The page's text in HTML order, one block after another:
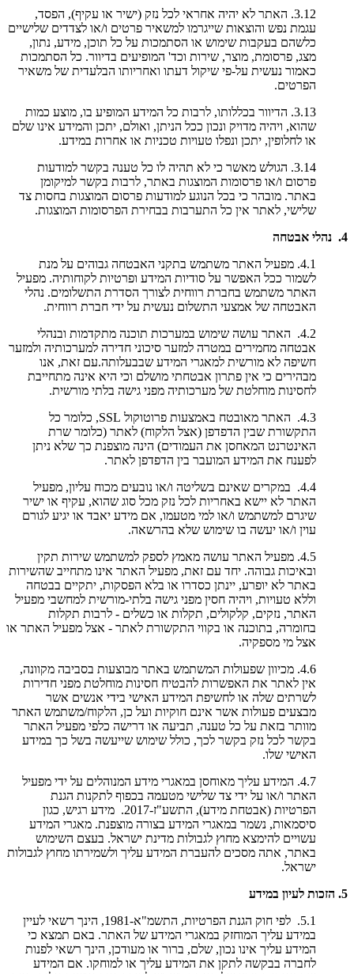
3.12. האתר לא יהיה אחראי לכל נזק (ישיר או עקיף), הפסד,
עגמת נפש והוצאות שייגרמו למשאיר פרטים ו/או לצדדים שלישיים
כלשהם בעקבות שימוש או הסתמכות על כל תוכן, מידע, נתון,
מצג, פרסומת, מוצר, שירות וכד' המופיעים בדיוור. כל הסתמכות
כאמור נעשית על-פי שיקול דעתו ואחריותו הבלעדית של משאיר
הפרטים.
3.13. הדיוור בכללותו, לרבות כל המידע המופיע בו, מוצע כמות
שהוא, ויהיה מדויק ונכון ככל הניתן, ואולם, יתכן והמידע אינו שלם
או לחלופין, יתכן ונפלו טעויות טכניות או אחרות במידע.
3.14. הגולש מאשר כי לא תהיה לו כל טענה בקשר למודעות
פרסום ו/או פרסומות המוצגות באתר, לרבות בקשר למיקומן
באתר. מובהר כי בכל הנוגע למודעות פרסום המוצגות בחסות צד
שלישי, לאתר אין כל התערבות בבחירת הפרסומות המוצגות.
4. נהלי אבטחה
4.1. מפעיל האתר משתמש בתקני האבטחה גבוהים על מנת
לשמור ככל האפשר על סודיות המידע ופרטיות לקוחותיה. מפעיל
האתר משתמש בחברת רווחית לצורך הסדרת התשלומים. נהלי
האבטחה של אמצעי התשלום נעשית על ידי חברת רווחית.
4.2. האתר עושה שימוש במערכות תוכנה מתקדמות ובנהלי
אבטחה מחמירים במטרה למזער סיכוני חדירה למערכותיה ולמזער
חשיפה לא מורשית למאגרי המידע שבבעלותה.עם זאת, אנו
מבהירים כי אין פתרון אבטחתי מושלם וכי היא אינה מתחייבת
לחסינות מוחלטת של מערכותיה מפני גישה בלתי מורשית.
4.3. האתר מאובטח באמצעות פרוטוקול SSL, כלומר כל
התקשורת שבין הדפדפן (אצל הלקוח) לאתר (כלומר שרת
האינטרנט המאחסן את העמודים) הינה מוצפנת כך שלא ניתן
לפענח את המידע המועבר בין הדפדפן לאתר.
4.4. במקרים שאינם בשליטה ו/או נובעים מכוח עליון, מפעיל
האתר לא יישא באחריות לכל נזק מכל סוג שהוא, עקיף או ישיר
שיגרם למשתמש ו/או למי מטעמו, אם מידע יאבד או יגיע לגורם
עוין ו/או יעשה בו שימוש שלא בהרשאה.
4.5. מפעיל האתר עושה מאמץ לספק למשתמש שירות תקין
ובאיכות גבוהה. יחד עם זאת, מפעיל האתר אינו מתחייב שהשירות
באתר לא יופרע, יינתן כסדרו או בלא הפסקות, יתקיים בבטחה
וללא טעויות, ויהיה חסין מפני גישה בלתי-מורשית למחשבי מפעיל
האתר, נזקים, קלקולים, תקלות או כשלים - לרבות תקלות
בחומרה, בתוכנה או בקווי התקשורת לאתר - אצל מפעיל האתר או
אצל מי מספקיה.
4.6. מכיוון שפעולות המשתמש באתר מבוצעות בסביבה מקוונה,
אין לאתר את האפשרות להבטיח חסינות מוחלטת מפני חדירות
לשרתים שלה או לחשיפת המידע האישי בידי אנשים אשר
מבצעים פעולות אשר אינם חוקיות ועל כן, הלקוח/משתמש האתר
מוותר בזאת על כל טענה, תביעה או דרישה כלפי מפעיל האתר
בקשר לכל נזק בקשר לכך, כולל שימוש שייעשה בשל כך במידע
האישי שלו.
4.7. המידע עליך מאוחסן במאגרי מידע המנוהלים על ידי מפעיל
האתר ו/או על ידי צד שלישי מטעמה בכפוף לתקנות הגנת
הפרטיות (אבטחת מידע), התשע"ז-2017. מידע רגיש, כגון
סיסמאות, נשמר במאגרי המידע בצורה מוצפנת. מאגרי המידע
עשויים להימצא מחוץ לגבולות מדינת ישראל. בעצם השימוש
באתר, אתה מסכים להעברת המידע עליך ולשמירתו מחוץ לגבולות
ישראל.
5. הזכות לעיון במידע
5.1. לפי חוק הגנת הפרטיות, התשמ"א-1981, הינך רשאי לעיין
במידע עליך המוחזק במאגרי המידע של האתר. באם תמצא כי
המידע עליך אינו נכון, שלם, ברור או מעודכן, הינך רשאי לפנות
לחברה בבקשה לתקן את המידע עליך או למוחקו. אם המידע